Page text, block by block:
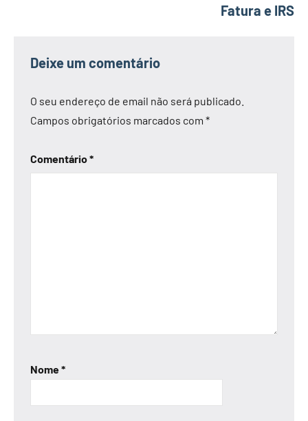
Fatura e IRS
Deixe um comentário
O seu endereço de email não será publicado.
Campos obrigatórios marcados com *
Comentário*
Nome*